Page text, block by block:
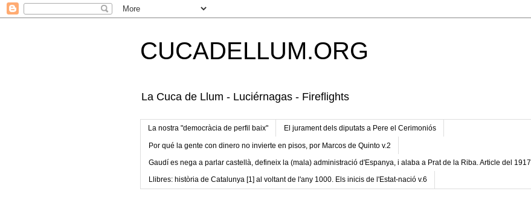
CUCADELLUM.ORG
La Cuca de Llum - Luciérnagas - Fireflights
La nostra "democràcia de perfil baix" El jurament dels diputats a Pere el Cerimoniós
Por qué la gente con dinero no invierte en pisos, por Marcos de Quinto v.2
Gaudí es nega a parlar castellà, defineix la (mala) administració d'Espanya, i alaba a Prat de la Riba. Article del 1917
Llibres: història de Catalunya [1] al voltant de l'any 1000. Els inicis de l'Estat-nació v.6